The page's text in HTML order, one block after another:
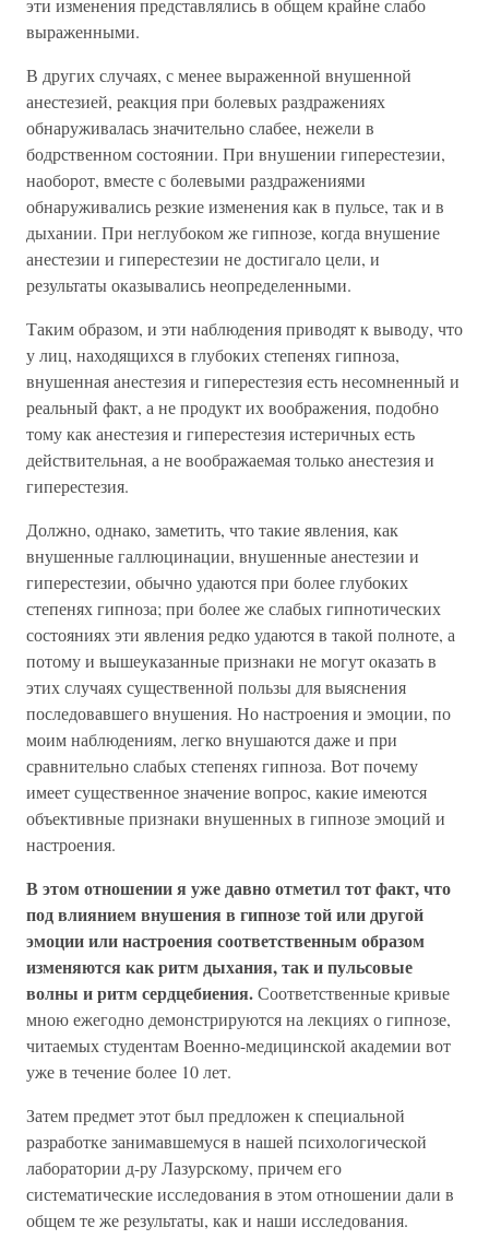
эти изменения представлялись в общем крайне слабо
выраженными.
В других случаях, с менее выраженной внушенной
анестезией, реакция при болевых раздражениях
обнаруживалась значительно слабее, нежели в
бодрственном состоянии. При внушении гиперестезии,
наоборот, вместе с болевыми раздражениями
обнаруживались резкие изменения как в пульсе, так и в
дыхании. При неглубоком же гипнозе, когда внушение
анестезии и гиперестезии не достигало цели, и
результаты оказывались неопределенными.
Таким образом, и эти наблюдения приводят к выводу, что
у лиц, находящихся в глубоких степенях гипноза,
внушенная анестезия и гиперестезия есть несомненный и
реальный факт, а не продукт их воображения, подобно
тому как анестезия и гиперестезия истеричных есть
действительная, а не воображаемая только анестезия и
гиперестезия.
Должно, однако, заметить, что такие явления, как
внушенные галлюцинации, внушенные анестезии и
гиперестезии, обычно удаются при более глубоких
степенях гипноза; при более же слабых гипнотических
состояниях эти явления редко удаются в такой полноте, а
потому и вышеуказанные признаки не могут оказать в
этих случаях существенной пользы для выяснения
последовавшего внушения. Но настроения и эмоции, по
моим наблюдениям, легко внушаются даже и при
сравнительно слабых степенях гипноза. Вот почему
имеет существенное значение вопрос, какие имеются
объективные признаки внушенных в гипнозе эмоций и
настроения.
В этом отношении я уже давно отметил тот факт, что
под влиянием внушения в гипнозе той или другой
эмоции или настроения соответственным образом
изменяются как ритм дыхания, так и пульсовые
волны и ритм сердцебиения.Соответственные кривые
мною ежегодно демонстрируются на лекциях о гипнозе,
читаемых студентам Военно-медицинской академии вот
уже в течение более 10 лет.
Затем предмет этот был предложен к специальной
разработке занимавшемуся в нашей психологической
лаборатории д-ру Лазурскому, причем его
систематические исследования в этом отношении дали в
общем те же результаты, как и наши исследования.